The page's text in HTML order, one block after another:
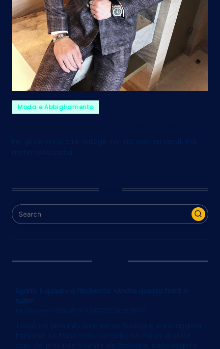
Posted
in
Moda e Abbigliamento
Per gli uomini lo stile vintage non sta solo nei vestiti ma
anche nella barba…
Cerca
Sgarbi, il quadro e l’inchiesta: «Anche questa finirà in
nulla»
on 13/05/2024 at 06:07
Il caso del presunto Valentin de Boulogne, caravaggista
francese: se fosse vero, varrebbe 5,5 milioni di euroIl
caso del presunto Valentin de Boulogne, caravaggista